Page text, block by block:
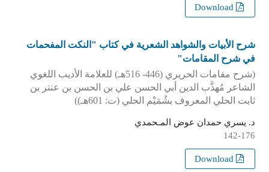
شرح الأبيات والشواهد الشعرية في كتاب "النكت المفحمات
في شرح المقامات"
(شرح مقامات الحريري (446- 516هـ) للعلامة الأديب اللغوي
الشاعر مُهذَّب الدين أبي الحسن علي بن الحسن بن عنتر بن
ثابت الحلي المعروف بشُمَيْم الحلي (ت: 601هـ))
د. يسري حمدان عوض المـحمدي
142-176